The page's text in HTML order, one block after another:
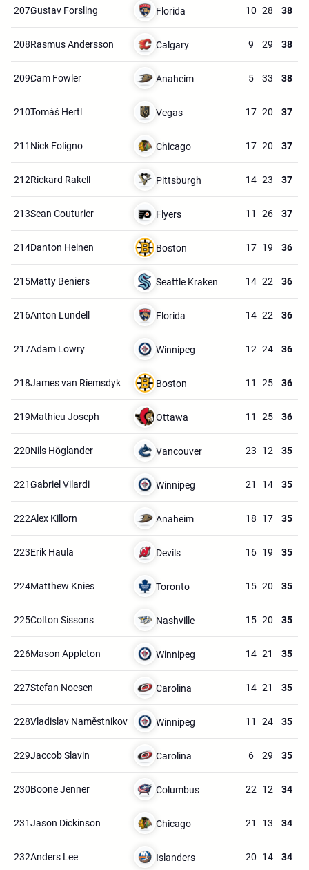
207.Gustav Forsling Florida 10 28 38
208.Rasmus Andersson Calgary 9 29 38
209.Cam Fowler Anaheim 5 33 38
210.Tomáš Hertl Vegas 17 20 37
211.Nick Foligno Chicago 17 20 37
212.Rickard Rakell Pittsburgh 14 23 37
213.Sean Couturier Flyers 11 26 37
214.Danton Heinen Boston 17 19 36
215.Matty Beniers Seattle Kraken 14 22 36
216.Anton Lundell Florida 14 22 36
217.Adam Lowry Winnipeg 12 24 36
218.James van Riemsdyk Boston 11 25 36
219.Mathieu Joseph Ottawa 11 25 36
220.Nils Höglander Vancouver 23 12 35
221.Gabriel Vilardi Winnipeg 21 14 35
222.Alex Killorn Anaheim 18 17 35
223.Erik Haula Devils 16 19 35
224.Matthew Knies Toronto 15 20 35
225.Colton Sissons Nashville 15 20 35
226.Mason Appleton Winnipeg 14 21 35
227.Stefan Noesen Carolina 14 21 35
228.Vladislav Naměstnikov Winnipeg 11 24 35
229.Jaccob Slavin Carolina 6 29 35
230.Boone Jenner Columbus 22 12 34
231.Jason Dickinson Chicago 21 13 34
232.Anders Lee Islanders 20 14 34